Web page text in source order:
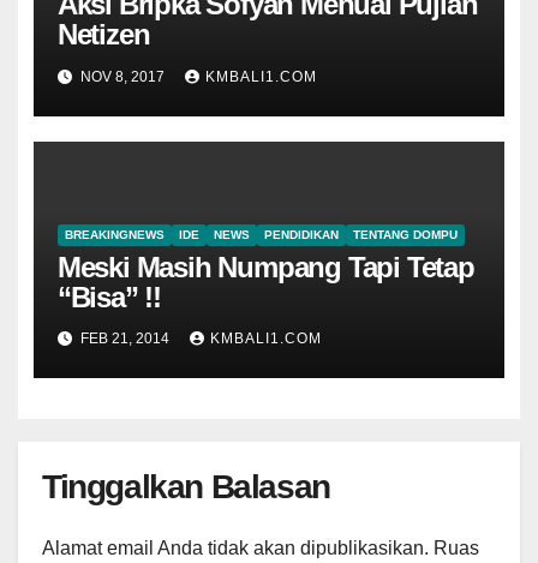
Netizen
NOV 8, 2017 KMBALI1.COM
BREAKINGNEWS IDE NEWS PENDIDIKAN TENTANG DOMPU
Meski Masih Numpang Tapi Tetap
“Bisa” !!
FEB 21, 2014 KMBALI1.COM
Tinggalkan Balasan
Alamat email Anda tidak akan dipublikasikan. Ruas